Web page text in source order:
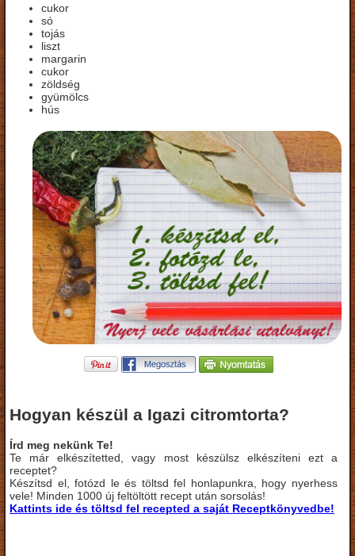
cukor
só
tojás
liszt
margarin
cukor
zöldség
gyümölcs
hús
Hogyan készül a Igazi citromtorta?
Írd meg nekünk Te!
Te már elkészítetted, vagy most készülsz elkészíteni ezt a
receptet?
Készítsd el, fotózd le és töltsd fel honlapunkra, hogy nyerhess
vele! Minden 1000 új feltöltött recept után sorsolás!
Kattints ide és töltsd fel recepted a saját Receptkönyvedbe!